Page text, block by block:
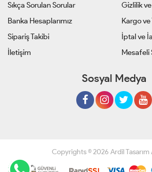
Sıkça Sorulan Sorular
Banka Hesaplarımız
Sipariş Takibi
İletişim
Gizlilik
Kargo
İptal ve
Mesafeli
Sosyal Medya
Copyrights © 2026 Ardil Tasarım